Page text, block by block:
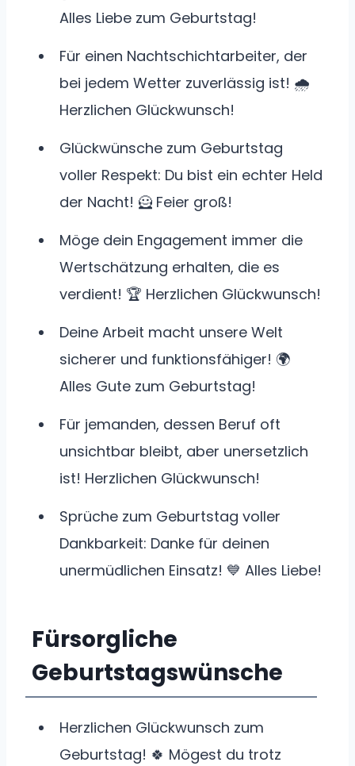
Alles Liebe zum Geburtstag!
Für einen Nachtschichtarbeiter, der
bei jedem Wetter zuverlässig ist! 🌧️
Herzlichen Glückwunsch!
Glückwünsche zum Geburtstag
voller Respekt: Du bist ein echter Held
der Nacht! 🦸 Feier groß!
Möge dein Engagement immer die
Wertschätzung erhalten, die es
verdient! 🏆 Herzlichen Glückwunsch!
Deine Arbeit macht unsere Welt
sicherer und funktionsfähiger! 🌍
Alles Gute zum Geburtstag!
Für jemanden, dessen Beruf oft
unsichtbar bleibt, aber unersetzlich
ist! Herzlichen Glückwunsch!
Sprüche zum Geburtstag voller
Dankbarkeit: Danke für deinen
unermüdlichen Einsatz! 💙 Alles Liebe!
Fürsorgliche
Geburtstagswünsche
Herzlichen Glückwunsch zum
Geburtstag! 🍀 Mögest du trotz